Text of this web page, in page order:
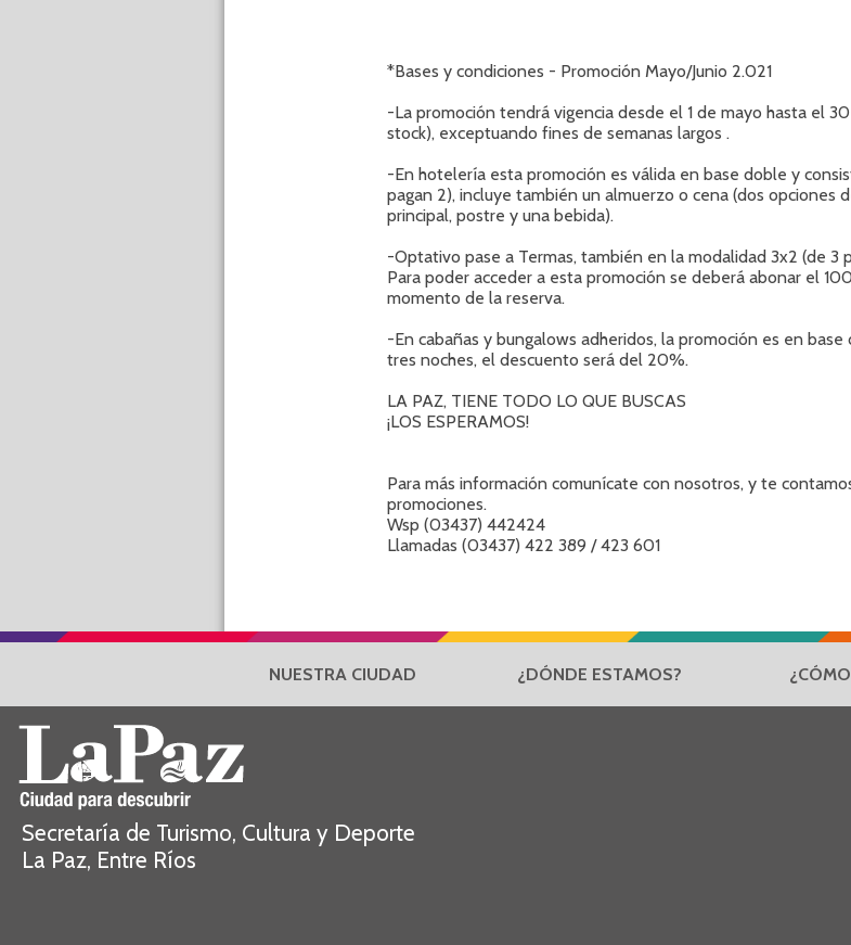
*Bases y condiciones - Promoción Mayo/Junio 2.021
-La promoción tendrá vigencia desde el 1 de mayo hasta el
stock), exceptuando fines de semanas largos .
-En hotelería esta promoción es válida en base doble y
pagan 2), incluye también un almuerzo o cena (dos opciones
principal, postre y una bebida).
-Optativo pase a Termas, también en la modalidad 3x2 (de 3
Para poder acceder a esta promoción se deberá abonar el
momento de la reserva.
-En cabañas y bungalows adheridos, la promoción es en
tres noches, el descuento será del 20%.
LA PAZ, TIENE TODO LO QUE BUSCAS
¡LOS ESPERAMOS!
Para más información comunícate con nosotros, y te
promociones.
Wsp (03437) 442424
Llamadas (03437) 422 389 / 423 601
NUESTRA CIUDAD ¿DÓNDE ESTAMOS?
Secretaría de Turismo, Cultura y Deporte
La Paz, Entre Ríos